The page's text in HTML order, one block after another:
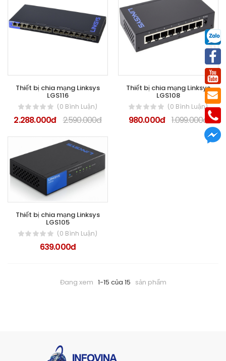
Thiết bị chia mạng Linksys
LGS116
(0 Bình Luận)
2.288.000đ 2.590.000đ
Thiết bị chia mạng Linksys
LGS108
(0 Bình Luận)
980.000đ 1.099.000đ
Thiết bị chia mạng Linksys
LGS105
(0 Bình Luận)
639.000đ
Đang xem 1-15 của 15 sản phẩm